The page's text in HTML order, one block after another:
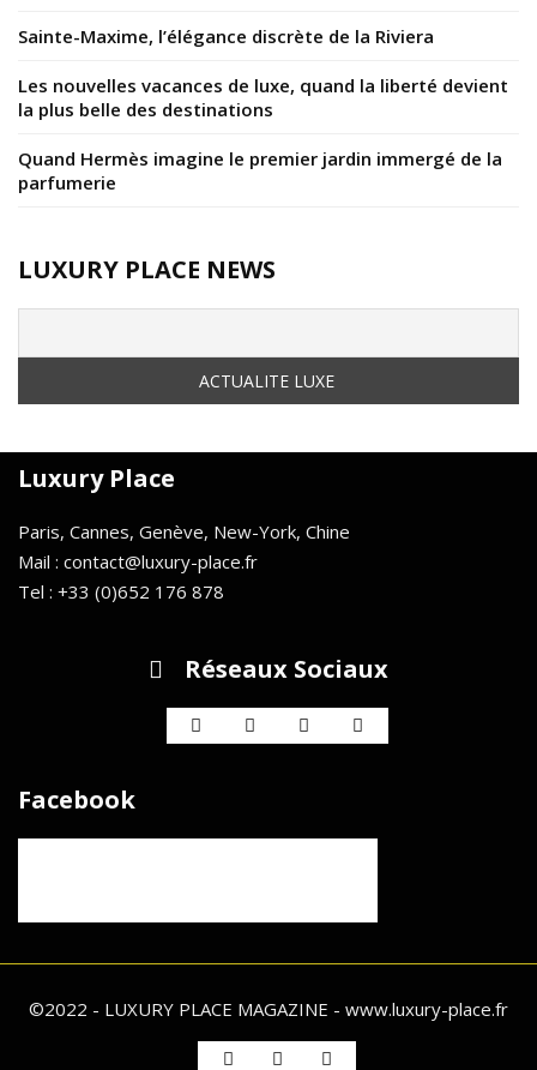
Sainte-Maxime, l’élégance discrète de la Riviera
Les nouvelles vacances de luxe, quand la liberté devient
la plus belle des destinations
Quand Hermès imagine le premier jardin immergé de la
parfumerie
LUXURY PLACE NEWS
Luxury Place
Paris, Cannes, Genève, New-York, Chine
Mail : contact@luxury-place.fr
Tel : +33 (0)652 176 878
Réseaux Sociaux
Facebook
©2022 - LUXURY PLACE MAGAZINE - www.luxury-place.fr